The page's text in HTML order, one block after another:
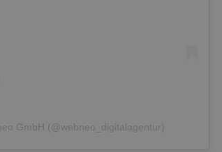
GmbH (@webneo_digitalagentur)